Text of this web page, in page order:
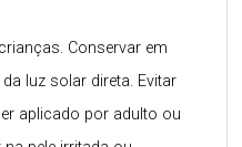
Conservar em
luz solar direta. Evitar
aplicado por adulto ou